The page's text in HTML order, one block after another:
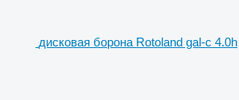
дисковая борона Rotoland gal-c 4.0h